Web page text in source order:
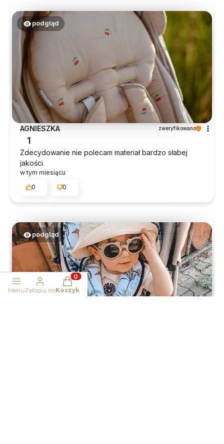
podgląd
AGNIESZKA zweryfikowano
1
Zdecydowanie nie polecam materiał bardzo słabej
jakości.
w tym miesiącu
0
0
podgląd
MenuZaloguj się
Produkty w koszyku: 0. Zobacz szczegóły
Koszyk